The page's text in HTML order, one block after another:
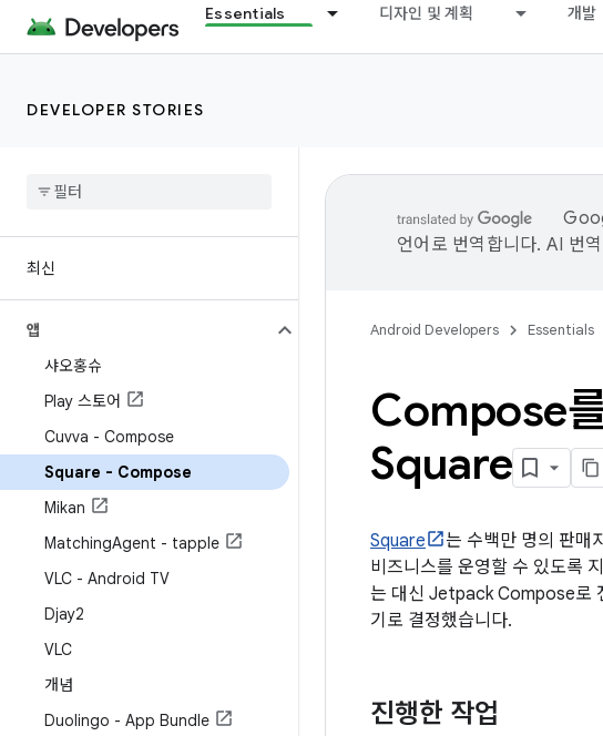
Essentials 디자인 및 계획 개발
DEVELOPER STORIES
최신
앱
샤오홍슈
Play 스토어
Cuvva - Compose
Square - Compose
Mikan
MatchingAgent - tapple
VLC - Android TV
Djay2
VLC
개념
Duolingo - App Bundle
언어로 번역합니다. AI 번
Android Developers Essentials
Compose
Square
Square
는 수백만 명의 판매
비즈니스를 운영할 수 있도록
는 대신 Jetpack Compose로
기로 결정했습니다.
진행한 작업